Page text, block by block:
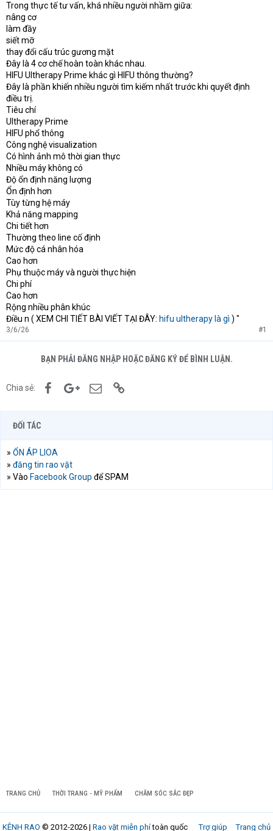
Trong thực tế tư vấn, khá nhiều người nhầm giữa:
nâng cơ
làm đầy
siết mỡ
thay đổi cấu trúc gương mặt
Đây là 4 cơ chế hoàn toàn khác nhau.
HIFU Ultherapy Prime khác gì HIFU thông thường?
Đây là phần khiến nhiều người tìm kiếm nhất trước khi quyết định
điều trị.
Tiêu chí
Ultherapy Prime
HIFU phổ thông
Công nghệ visualization
Có hình ảnh mô thời gian thực
Nhiều máy không có
Độ ổn định năng lượng
Ổn định hơn
Tùy từng hệ máy
Khả năng mapping
Chi tiết hơn
Thường theo line cố định
Mức độ cá nhân hóa
Cao hơn
Phụ thuộc máy và người thực hiện
Chi phí
Cao hơn
Rộng nhiều phân khúc
Điều n ( XEM CHI TIẾT BÀI VIẾT TẠI ĐÂY: hifu ultherapy là gì ) "
3/6/26 #1
BẠN PHẢI ĐĂNG NHẬP HOẶC ĐĂNG KÝ ĐỂ BÌNH LUẬN.
Chia sẻ: FacebookGoogle+Email
ĐỐI TÁC
» ỔN ÁP LIOA
» đăng tin rao vặt
» Vào Facebook Group để SPAM
TRANG CHỦ THỜI TRANG - MỸ PHẨM CHĂM SÓC SẮC ĐẸP
Trợ giúp Trang chủ
KÊNH RAO © 2012-2026 | Rao vặt miễn phítoàn quốc